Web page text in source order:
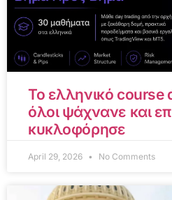
Το ελληνικό course
όλοι ψάχνανε και
κυκλοφόρησε
April 29, 2026 No Comments